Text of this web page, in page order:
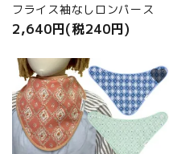
フライス袖なしロンパース
2,640円(税240円)
favorite